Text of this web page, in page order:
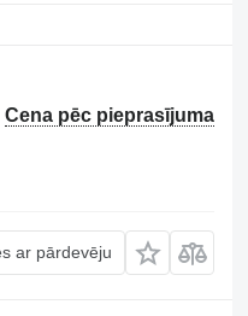
Cena pēc pieprasījuma
ar pārdevēju